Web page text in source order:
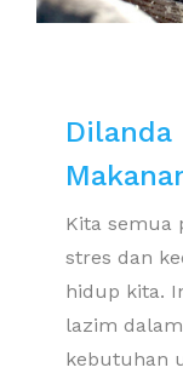
Dilanda
Kita semua
stres dan
hidup kita.
lazim
kebutuhan